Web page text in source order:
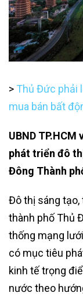
> Thủ Đức phải
mua bán bất
UBND
phát triển đô
Đông Thành
Đô thị sáng tạo,
thành phố Thủ
thống mạng
có mục tiêu
kinh tế trọng
nước theo